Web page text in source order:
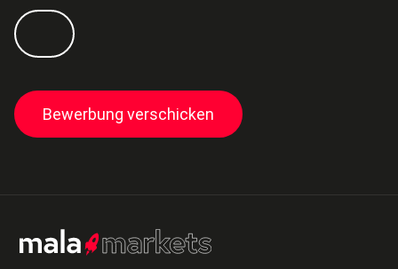
Bewerbung verschicken